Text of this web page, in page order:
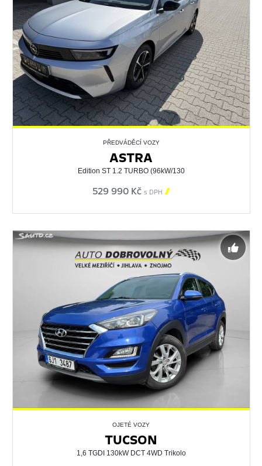
PŘEDVÁDĚCÍ VOZY
ASTRA
Edition ST 1.2 TURBO (96kW/130
529 990 Kč s DPH 
OJETÉ VOZY
TUCSON
1,6 TGDI 130kW DCT 4WD Trikolo